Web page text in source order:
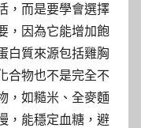
，而是要學會選擇
，因為它能增加飽
白質來源包括雞胸
合物也不是完全不
，如糙米、全麥麵
，能穩定血糖，避